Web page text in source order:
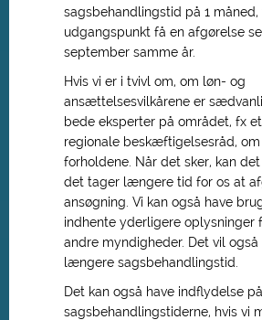
sagsbehandlingstid på 1 måned,
udgangspunkt få en afgørelse
september samme år.
Hvis vi er i tvivl om, om løn- og
ansættelsesvilkårene er
bede eksperter på området, fx
regionale beskæftigelsesråd,
forholdene. Når det sker, kan
det tager længere tid for os at
ansøgning. Vi kan også have
indhente yderligere oplysninger
andre myndigheder. Det vil
længere sagsbehandlingstid.
Det kan også have indflydelse på
sagsbehandlingstiderne, hvis vi